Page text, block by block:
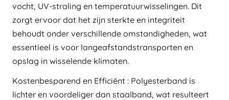
vocht, UV-straling en temperatuurwisselingen. Dit
zorgt ervoor dat het zijn sterkte en integriteit
behoudt onder verschillende omstandigheden, wat
essentieel is voor langeafstandstransporten en
opslag in wisselende klimaten.
Kostenbesparend en Efficiënt : Polyesterband is
lichter en voordeliger dan staalband, wat resulteert